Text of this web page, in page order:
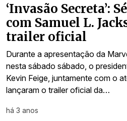
‘Invasão Secreta’:
com Samuel L.
trailer oficial
Durante a apresentação da
nesta sábado sábado, o
Kevin Feige, juntamente com o
lançaram o trailer oficial da…
há 3 anos